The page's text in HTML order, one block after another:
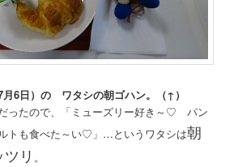
月6日）の ワタシの朝ゴハン。（↑）
ったので、「ミューズリー好き～♡ パン
も食べた～い♡」…というワタシは朝
リ 。